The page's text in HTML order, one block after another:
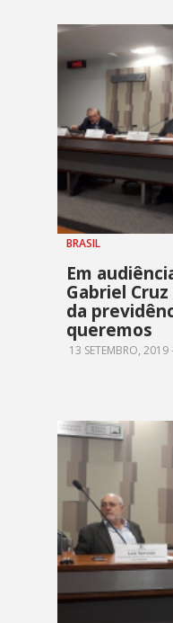
BRASIL
Em
Gabriel
da
queremos
13 SETEMBRO,